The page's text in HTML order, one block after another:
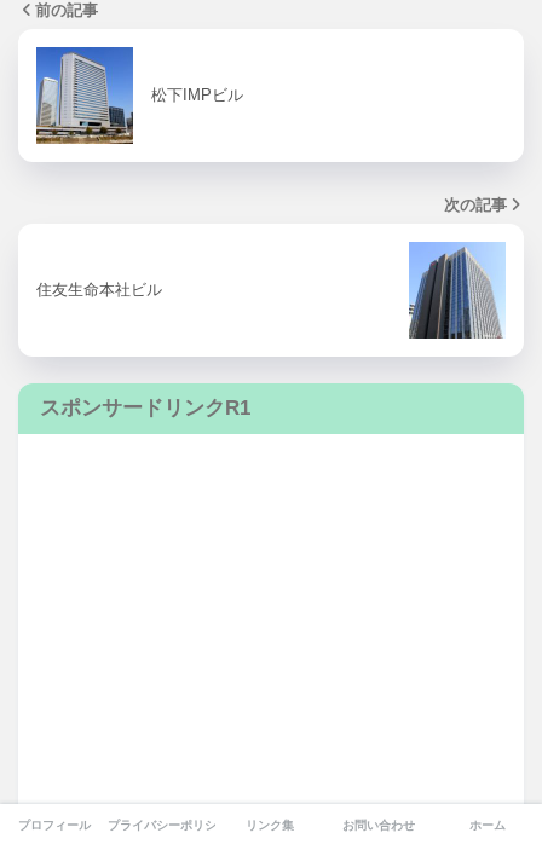
前の記事
松下IMPビル
次の記事
住友生命本社ビル
スポンサードリンクR1
プロフィール プライバシーポリシー リンク集 お問い合わせ ホーム